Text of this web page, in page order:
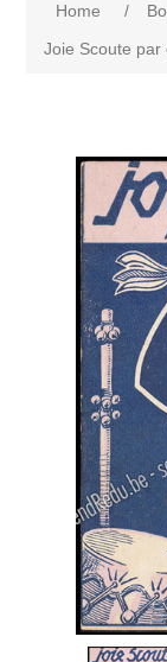
Home /
Joie Scoute par